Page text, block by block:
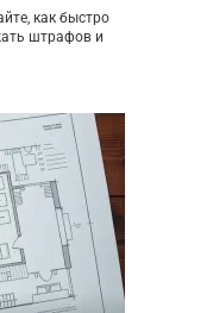
как быстро
штрафов и